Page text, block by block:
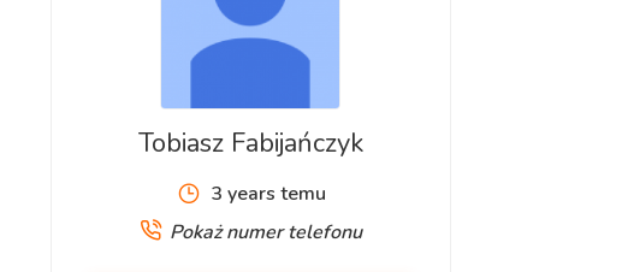
Tobiasz Fabijańczyk
3 years temu
Pokaż numer telefonu